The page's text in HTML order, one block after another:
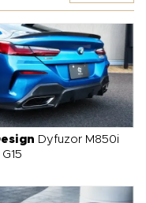
ZOSTAŃ PARTNEREM
Dyfuzor M850i